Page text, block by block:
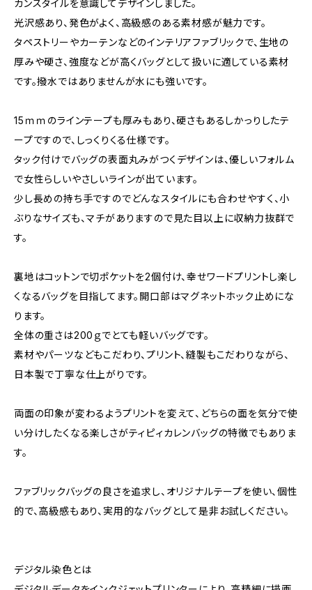
カンスタイルを意識してデザインしました。
光沢感あり、発色がよく、高級感のある素材感が魅力です。
タペストリーやカーテンなどのインテリアファブリックで、生地の
厚みや硬さ、強度などが高くバッグとして扱いに適している素材
です。撥水ではありませんが水にも強いです。
15ｍｍのラインテープも厚みもあり、硬さもあるしかっりしたテ
ープですので、しっくりくる仕様です。
タック付けでバッグの表面丸みがつくデザインは、優しいフォルム
で女性らしいやさしいラインが出ています。
少し長めの持ち手ですのでどんなスタイルにも合わせやすく、小
ぶりなサイズも、マチがありますので見た目以上に収納力抜群で
す。
裏地はコットンで切ポケットを2個付け、幸せワードプリントし楽し
くなるバッグを目指してます。開口部はマグネットホック止めにな
ります。
全体の重さは200ｇでとても軽いバッグです。
素材やパーツなどもこだわり、プリント、縫製もこだわりながら、
日本製で丁寧な仕上がりです。
両面の印象が変わるようプリントを変えて、どちらの面を気分で使
い分けしたくなる楽しさがティピィカレンバッグの特徴でもありま
す。
ファブリックバッグの良さを追求し、オリジナルテープを使い、個性
的で、高級感もあり、実用的なバッグとして是非お試しください。
デジタル染色とは